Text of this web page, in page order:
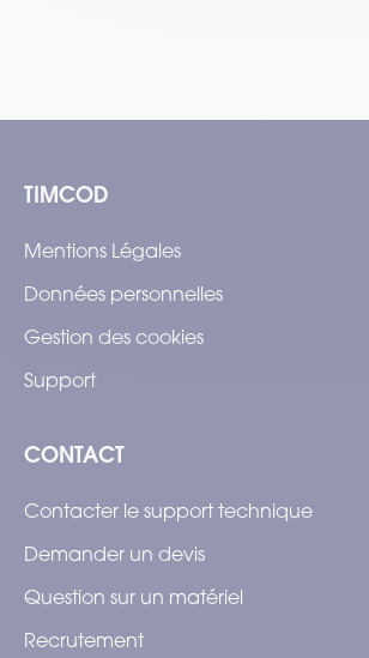
TIMCOD
Mentions Légales
Données personnelles
Gestion des cookies
Support
CONTACT
Contacter le support technique
Demander un devis
Question sur un matériel
Recrutement